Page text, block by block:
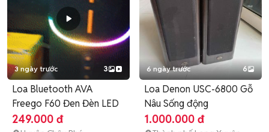
3 ngày trước 3
Loa Bluetooth AVA
Freego F60 Đen Đèn LED
249.000 đ
6 ngày trước 6
Loa Denon USC-6800 Gỗ
Nâu Sống động
1.000.000 đ